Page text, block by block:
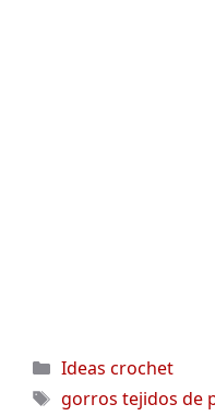
Categorías
Ideas crochet
Etiquetas
gorros tejidos de